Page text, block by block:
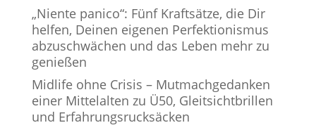
„Niente panico“: Fünf Kraftsätze, die Dir
helfen, Deinen eigenen Perfektionismus
abzuschwächen und das Leben mehr zu
genießen
Midlife ohne Crisis – Mutmachgedanken
einer Mittelalten zu Ü50, Gleitsichtbrillen
und Erfahrungsrucksäcken